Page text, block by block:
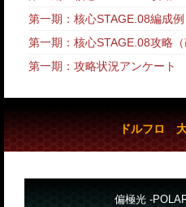
第一期：核心STAGE.08編成例
第一期：核心STAGE.08攻略
第一期：攻略状況アンケート
ドルフロ
偏極光 -